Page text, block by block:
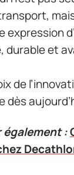
expression
durable et
de
dès
: